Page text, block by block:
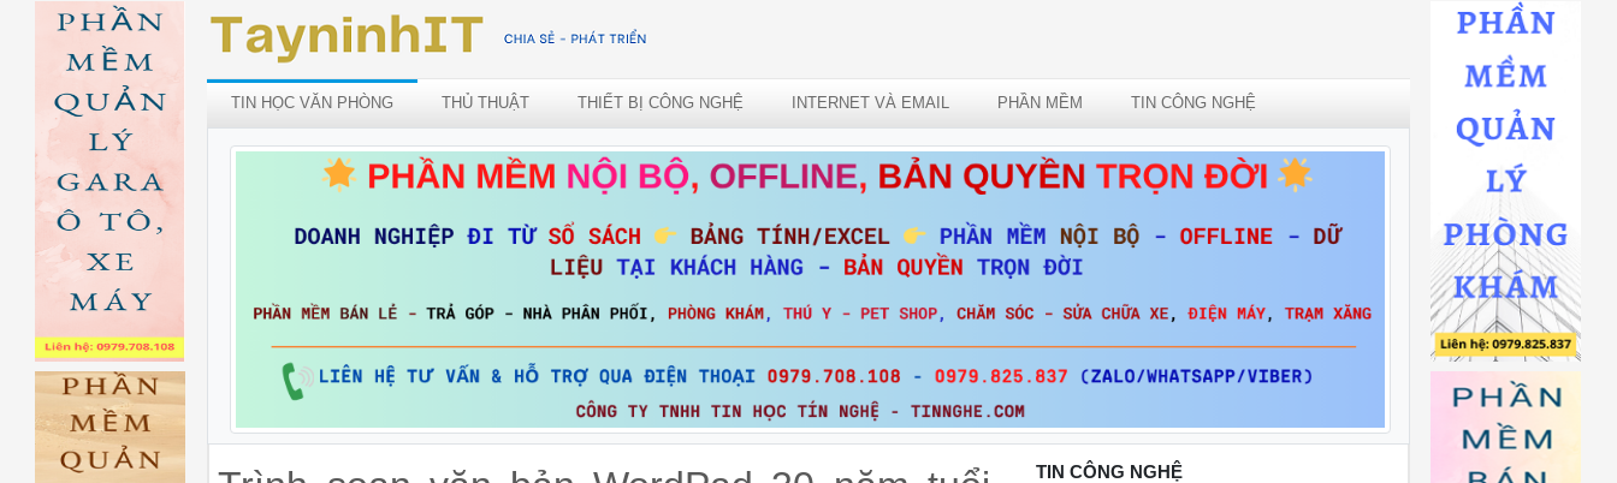
TIN HỌC VĂN PHÒNG THỦ THUẬT THIẾT BỊ CÔNG NGHỆ INTERNET VÀ EMAIL PHẦN MỀM TIN CÔNG NGHỆ
TIN CÔNG NGHỆ